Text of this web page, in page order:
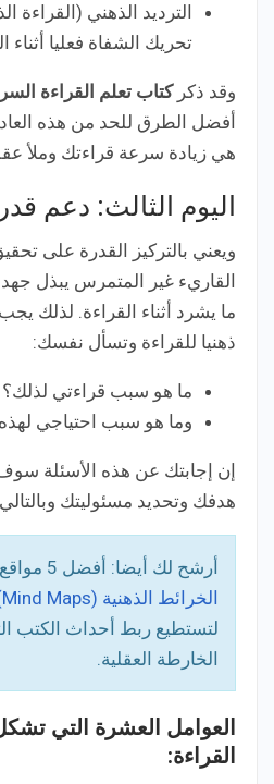
الترديد الذهني (القراءة
تحريك الشفاة فعليا أثناء
وقد ذكركتاب تعلم القراءة السريعة
أفضل الطرق للحد من هذه
هي زيادة سرعة قراءتك وملأ
اليوم الثالث: دعم
ويعني بالتركيز القدرة على تحقيق
القاريء غير المتمرس يبذل جهدا
ما يشرد أثناء القراءة. لذلك
ذهنيا للقراءة وتسأل نفسك:
ما هو سبب قراءتي لذلك؟
وما هو سبب احتياجي
إن إجابتك عن هذه الأسئلة
هدفك وتحديد مسئوليتك
أرشح لك أيضا: أفضل 5 مواقع مجانية ل
الخرائط الذهنية (Mind Maps)
لتستطيع ربط أحداث الكتب
الخارطة العقلية.
العوامل العشرة التي
القراءة: